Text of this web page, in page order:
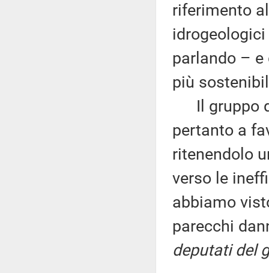
riferimento
parlando – e
più
Il gruppo
pertanto a
ritenendolo
verso le
abbiamo
parecchi
deputati del